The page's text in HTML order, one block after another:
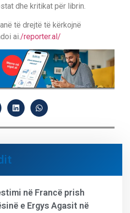
dhe kritikat për librin.
të drejtë të kërkojnë
ai. /reporter.al/
në Francë prish
e Ergys Agasit në